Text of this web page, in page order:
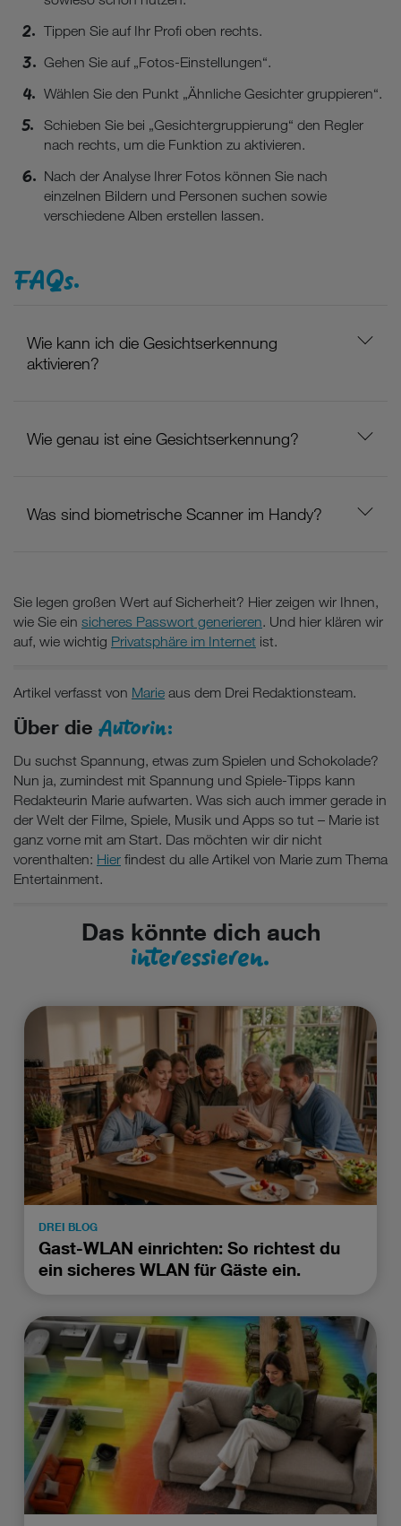
Tippen Sie auf Ihr Profi oben rechts.
Gehen Sie auf „Fotos-Einstellungen“.
Wählen Sie den Punkt „Ähnliche Gesichter gruppieren“.
Schieben Sie bei „Gesichtergruppierung“ den Regler
nach rechts, um die Funktion zu aktivieren.
Nach der Analyse Ihrer Fotos können Sie nach
einzelnen Bildern und Personen suchen sowie
verschiedene Alben erstellen lassen.
FAQs.
Wie kann ich die Gesichtserkennung
aktivieren?
Wie genau ist eine Gesichtserkennung?
Was sind biometrische Scanner im Handy?
Sie legen großen Wert auf Sicherheit? Hier zeigen wir Ihnen,
wie Sie ein sicheres Passwort generieren. Und hier klären wir
auf, wie wichtig Privatsphäre im Internet ist.
Artikel verfasst von Marie aus dem Drei Redaktionsteam.
Über die Autorin:
Du suchst Spannung, etwas zum Spielen und Schokolade?
Nun ja, zumindest mit Spannung und Spiele-Tipps kann
Redakteurin Marie aufwarten. Was sich auch immer gerade in
der Welt der Filme, Spiele, Musik und Apps so tut – Marie ist
ganz vorne mit am Start. Das möchten wir dir nicht
vorenthalten: Hier findest du alle Artikel von Marie zum Thema
Entertainment.
Das könnte dich auch
interessieren.
DREI BLOG
Gast-WLAN einrichten: So richtest du
ein sicheres WLAN für Gäste ein.